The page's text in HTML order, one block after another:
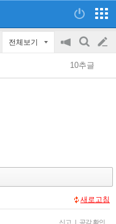
전체보기
공
지
on/off
검
색
글
쓰
10추글
새로고침
신고 | 공감 확인